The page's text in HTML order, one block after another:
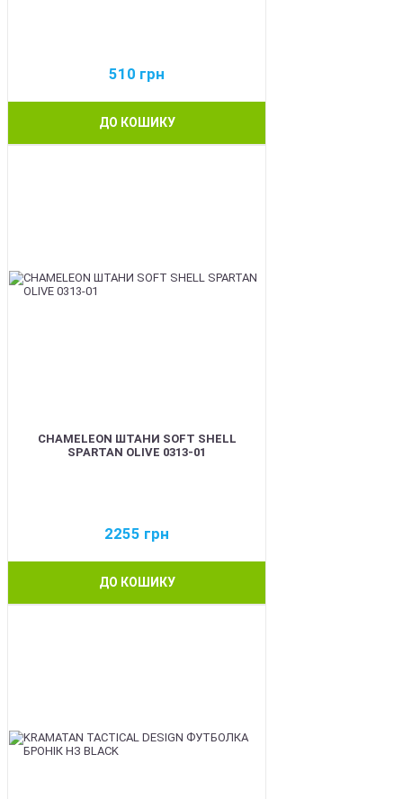
510 грн
ДО КОШИКУ
CHAMELEON ШТАНИ SOFT SHELL
SPARTAN OLIVE 0313-01
2255 грн
ДО КОШИКУ